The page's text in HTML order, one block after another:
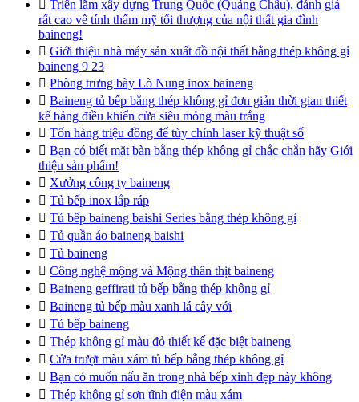
Triển lãm xây dựng Trung Quốc (Quảng Châu), đánh giá
rất cao về tính thẩm mỹ tối thượng của nội thất gia đình
baineng!
 Giới thiệu nhà máy sản xuất đồ nội thất bằng thép không gỉ
baineng 9 23
 Phòng trưng bày Lò Nung inox baineng
 Baineng tủ bếp bằng thép không gỉ đơn giản thời gian thiết
kế bảng điều khiển cửa siêu mỏng màu trắng
 Tốn hàng triệu đồng để tùy chỉnh laser kỹ thuật số
 Bạn có biết mặt bàn bằng thép không gỉ chắc chắn hãy Giới
thiệu sản phẩm!
 Xưởng công ty baineng
 Tủ bếp inox lắp ráp
 Tủ bếp baineng baishi Series bằng thép không gỉ
 Tủ quần áo baineng baishi
 Tủ baineng
 Công nghệ mộng và Mộng thân thịt baineng
 Baineng geffirati tủ bếp bằng thép không gỉ
 Baineng tủ bếp màu xanh lá cây với
 Tủ bếp baineng
 Thép không gỉ màu đỏ thiết kế đặc biệt baineng
 Cửa trượt màu xám tủ bếp bằng thép không gỉ
 Bạn có muốn nấu ăn trong nhà bếp xinh đẹp này không
 Thép không gỉ sơn tĩnh điện màu xám